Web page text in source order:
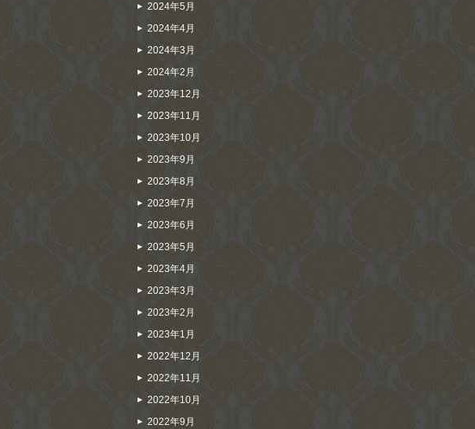
2024年5月
2024年4月
2024年3月
2024年2月
2023年12月
2023年11月
2023年10月
2023年9月
2023年8月
2023年7月
2023年6月
2023年5月
2023年4月
2023年3月
2023年2月
2023年1月
2022年12月
2022年11月
2022年10月
2022年9月